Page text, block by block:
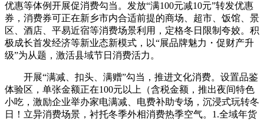
优惠等体例开展促消费勾当。发放“满100元减10元”转发优惠
券，消费券可正在新乡市内合适前提的商场、超市、饭馆、景
区、酒店、平易近宿等消费场景利用，定格冬日限制夸姣。积
极成长首发经济等新业态新模式，以“展品牌魅力・促财产升
级”为从题，激活县域节日消费活力。
开展“满减、扣头、满赠”勾当，推进文化消费。设置品鉴
体验区，单张金额正在100元以上（含税金额，推出夜间特色
小吃，激励企业举办家电满减、电费补助专场，沉浸式玩转冬
日！立异消费场景，衬托冬季外相消费热季空气。1.全域年货